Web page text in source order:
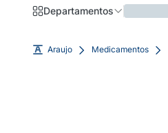
Departamentos
Araujo Medicamentos